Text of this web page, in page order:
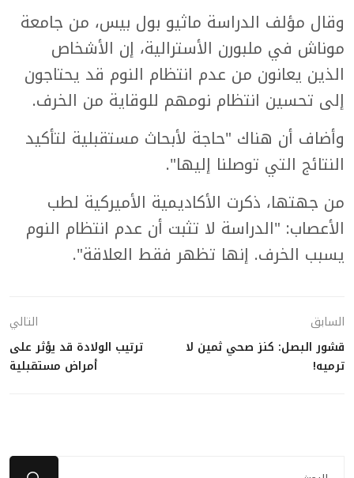
وقال مؤلف الدراسة ماثيو بول بيس، من جامعة
موناش في ملبورن الأسترالية، إن الأشخاص
الذين يعانون من عدم انتظام النوم قد يحتاجون
إلى تحسين انتظام نومهم للوقاية من الخرف.
وأضاف أن هناك "حاجة لأبحاث مستقبلية لتأكيد
النتائج التي توصلنا إليها".
من جهتها، ذكرت الأكاديمية الأميركية لطب
الأعصاب: "الدراسة لا تثبت أن عدم انتظام النوم
يسبب الخرف. إنها تظهر فقط العلاقة".
السابق
قشور البصل: كنز صحي ثمين لا
ترميه!
التالي
ترتيب الولادة قد يؤثر على
أمراض مستقبلية